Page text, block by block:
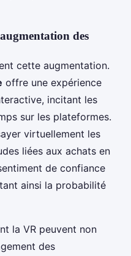
des
cette augmentation.
offre une expérience
incitant les
sur les plateformes.
virtuellement les
liées aux achats en
de confiance
ainsi la probabilité
la VR peuvent non
des